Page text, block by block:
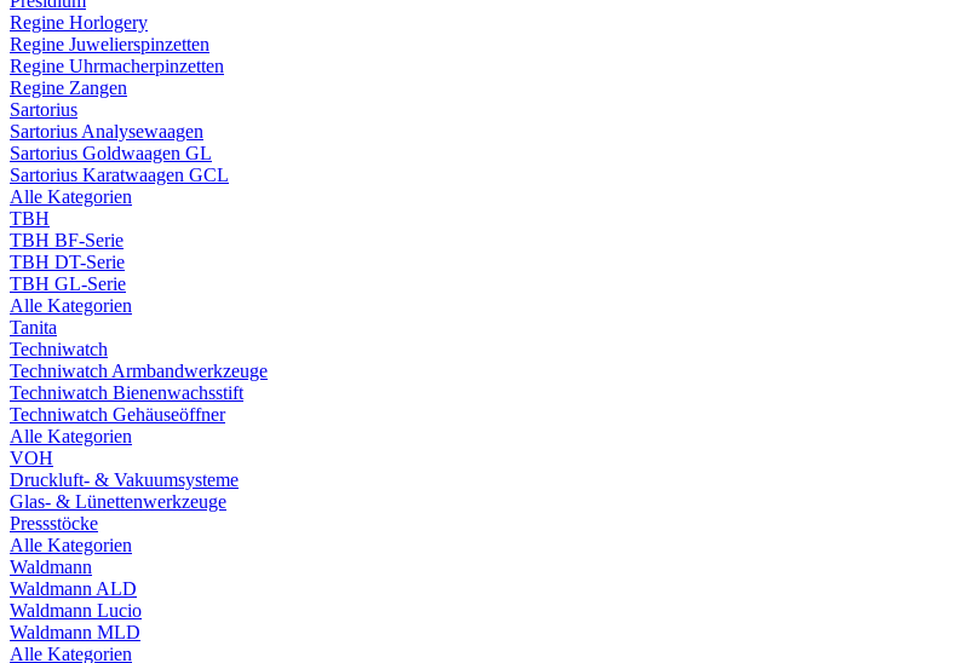
Regine Horlogery
Regine Juwelierspinzetten
Regine Uhrmacherpinzetten
Regine Zangen
Sartorius
Sartorius Analysewaagen
Sartorius Goldwaagen GL
Sartorius Karatwaagen GCL
Alle Kategorien
TBH
TBH BF-Serie
TBH DT-Serie
TBH GL-Serie
Alle Kategorien
Tanita
Techniwatch
Techniwatch Armbandwerkzeuge
Techniwatch Bienenwachsstift
Techniwatch Gehäuseöffner
Alle Kategorien
VOH
Druckluft- & Vakuumsysteme
Glas- & Lünettenwerkzeuge
Pressstöcke
Alle Kategorien
Waldmann
Waldmann ALD
Waldmann Lucio
Waldmann MLD
Alle Kategorien